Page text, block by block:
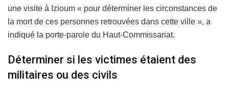
une visite à Izioum « pour déterminer les circonstances de
la mort de ces personnes retrouvées dans cette ville », a
indiqué la porte-parole du Haut-Commissariat.
Déterminer si les victimes étaient des
militaires ou des civils